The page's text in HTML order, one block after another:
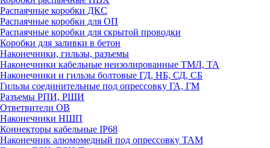
Распаячные коробки ДКС
Распаячные коробки для ОП
Распаячные коробки для скрытой проводки
Коробки для заливки в бетон
Наконечники, гильзы, разъемы
Наконечники кабельные неизолированные ТМЛ, ТА
Наконечники и гильзы болтовые ГД, НБ, СД, СБ
Гильзы соединительные под опрессовку ГА, ГМ
Разъемы РПИ, РШИ
Ответвители ОВ
Наконечники НШП
Коннекторы кабельные IP68
Наконечник алюмомедный под опрессовку ТАМ